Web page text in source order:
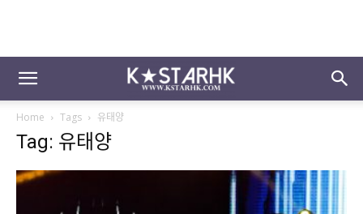
Home Tags 유태양
Tag: 유태양